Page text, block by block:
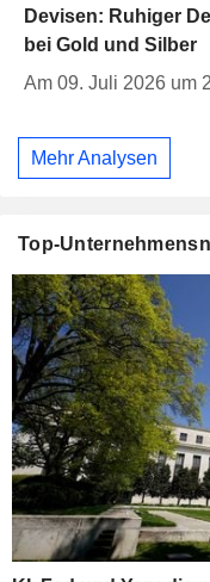
Devisen: Ruhiger
bei Gold und Silber
Am 09. Juli 2026 um
Mehr Analysen
Top-